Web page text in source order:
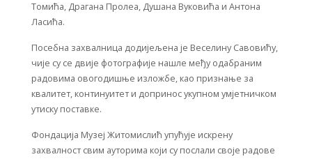
Томића, Драгана Пролеа, Душана Вуковића и Антона
Ласића.
Посебна захвалница додијељена је Веселину Савовићу,
чије су се двије фотографије нашле међу одабраним
радовима овогодишње изложбе, као признање за
квалитет, континуитет и допринос укупном умјетничком
утиску поставке.
Фондација Музеј Житомислић упућује искрену
захвалност свим ауторима који су послали своје радове